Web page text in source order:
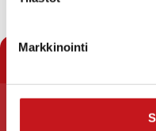
Markkinointi